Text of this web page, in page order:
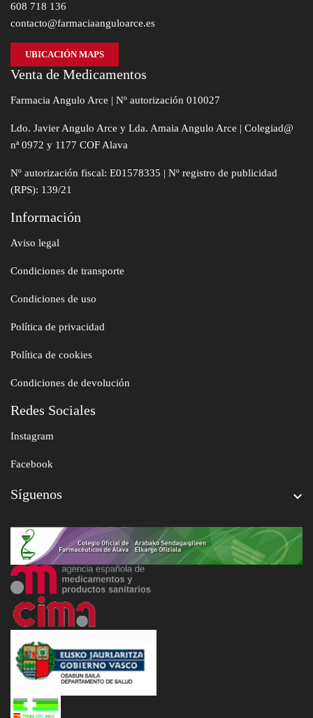
608 718 136
contacto@farmaciaanguloarce.es
UBICACIÓN MAPS
Venta de Medicamentos
Farmacia Angulo Arce | Nº autorización 010027
Ldo. Javier Angulo Arce y Lda. Amaia Angulo Arce | Colegiad@
nª 0972 y 1177 COF Alava
Nº autorización fiscal: E01578335 | Nº registro de publicidad
(RPS): 139/21
Información
Aviso legal
Condiciones de transporte
Condiciones de uso
Política de privacidad
Política de cookies
Condiciones de devolución
Redes Sociales
Instagram
Facebook
Síguenos 